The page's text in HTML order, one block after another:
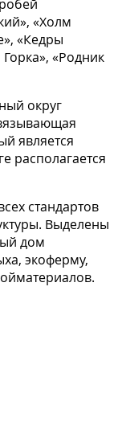
«Холм
«Кедры
«Родник
округ
является
располагается
стандартов
Выделены
дом
экоферму,